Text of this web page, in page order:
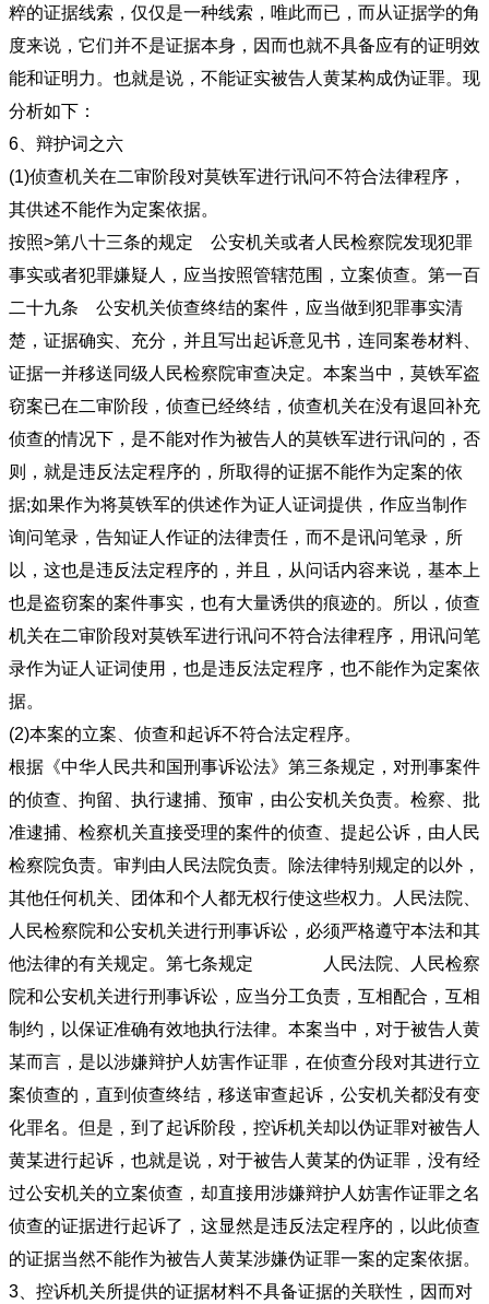
粹的证据线索，仅仅是一种线索，唯此而已，而从证据学的角
度来说，它们并不是证据本身，因而也就不具备应有的证明效
能和证明力。也就是说，不能证实被告人黄某构成伪证罪。现
分析如下：
6、辩护词之六
(1)侦查机关在二审阶段对莫铁军进行讯问不符合法律程序，
其供述不能作为定案依据。
按照>第八十三条的规定 公安机关或者人民检察院发现犯罪
事实或者犯罪嫌疑人，应当按照管辖范围，立案侦查。第一百
二十九条 公安机关侦查终结的案件，应当做到犯罪事实清
楚，证据确实、充分，并且写出起诉意见书，连同案卷材料、
证据一并移送同级人民检察院审查决定。本案当中，莫铁军盗
窃案已在二审阶段，侦查已经终结，侦查机关在没有退回补充
侦查的情况下，是不能对作为被告人的莫铁军进行讯问的，否
则，就是违反法定程序的，所取得的证据不能作为定案的依
据;如果作为将莫铁军的供述作为证人证词提供，作应当制作
询问笔录，告知证人作证的法律责任，而不是讯问笔录，所
以，这也是违反法定程序的，并且，从问话内容来说，基本上
也是盗窃案的案件事实，也有大量诱供的痕迹的。所以，侦查
机关在二审阶段对莫铁军进行讯问不符合法律程序，用讯问笔
录作为证人证词使用，也是违反法定程序，也不能作为定案依
据。
(2)本案的立案、侦查和起诉不符合法定程序。
根据《中华人民共和国刑事诉讼法》第三条规定，对刑事案件
的侦查、拘留、执行逮捕、预审，由公安机关负责。检察、批
准逮捕、检察机关直接受理的案件的侦查、提起公诉，由人民
检察院负责。审判由人民法院负责。除法律特别规定的以外，
其他任何机关、团体和个人都无权行使这些权力。人民法院、
人民检察院和公安机关进行刑事诉讼，必须严格遵守本法和其
他法律的有关规定。第七条规定 人民法院、人民检察
院和公安机关进行刑事诉讼，应当分工负责，互相配合，互相
制约，以保证准确有效地执行法律。本案当中，对于被告人黄
某而言，是以涉嫌辩护人妨害作证罪，在侦查分段对其进行立
案侦查的，直到侦查终结，移送审查起诉，公安机关都没有变
化罪名。但是，到了起诉阶段，控诉机关却以伪证罪对被告人
黄某进行起诉，也就是说，对于被告人黄某的伪证罪，没有经
过公安机关的立案侦查，却直接用涉嫌辩护人妨害作证罪之名
侦查的证据进行起诉了，这显然是违反法定程序的，以此侦查
的证据当然不能作为被告人黄某涉嫌伪证罪一案的定案依据。
3、控诉机关所提供的证据材料不具备证据的关联性，因而对